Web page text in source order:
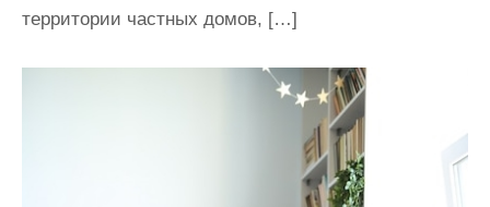
территории частных домов, […]